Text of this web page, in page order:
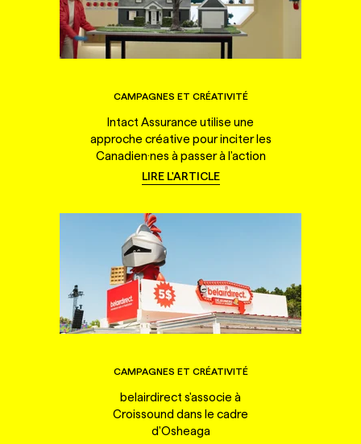
CAMPAGNES ET CRÉATIVITÉ
Intact Assurance utilise une
approche créative pour inciter les
Canadien·nes à passer à l'action
LIRE L'ARTICLE
CAMPAGNES ET CRÉATIVITÉ
belairdirect s'associe à
Croissound dans le cadre
d'Osheaga